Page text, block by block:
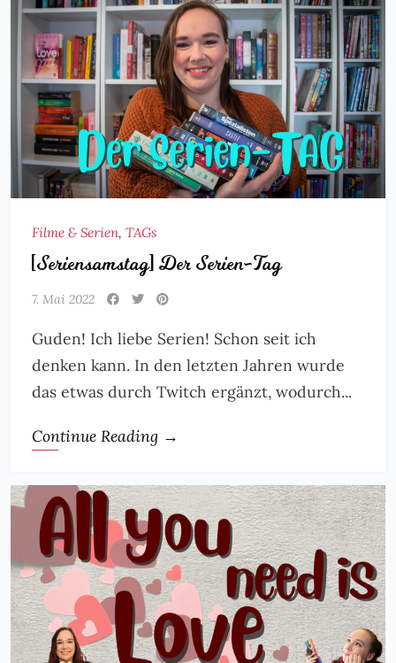
Filme & Serien, TAGs
[Seriensamstag] Der Serien-Tag
7. Mai 2022
Guden! Ich liebe Serien! Schon seit ich
denken kann. In den letzten Jahren wurde
das etwas durch Twitch ergänzt, wodurch...
Continue Reading →